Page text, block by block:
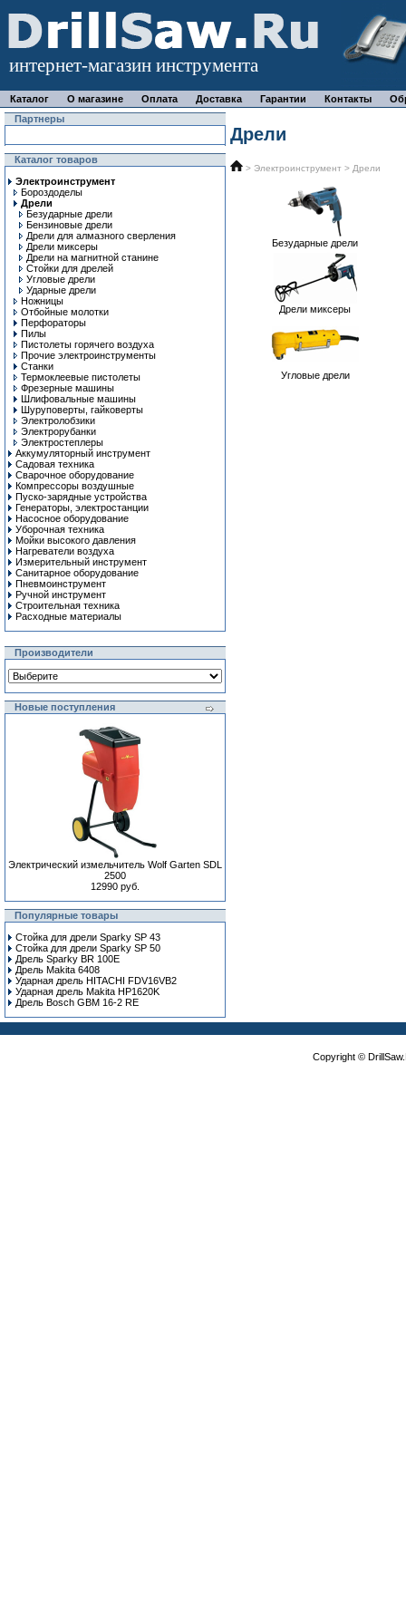
интернет-магазин инструмента
Каталог О магазине Оплата Доставка Гарантии Контакты
Партнеры
Каталог товаров
Электроинструмент
Бороздоделы
Дрели
Безударные дрели
Бензиновые дрели
Дрели для алмазного сверления
Дрели миксеры
Дрели на магнитной станине
Стойки для дрелей
Угловые дрели
Ударные дрели
Ножницы
Отбойные молотки
Перфораторы
Пилы
Пистолеты горячего воздуха
Прочие электроинструменты
Станки
Термоклеевые пистолеты
Фрезерные машины
Шлифовальные машины
Шуруповерты, гайковерты
Электролобзики
Электрорубанки
Электростеплеры
Аккумуляторный инструмент
Садовая техника
Сварочное оборудование
Компрессоры воздушные
Пуско-зарядные устройства
Генераторы, электростанции
Насосное оборудование
Уборочная техника
Мойки высокого давления
Нагреватели воздуха
Измерительный инструмент
Санитарное оборудование
Пневмоинструмент
Ручной инcтрумент
Строительная техника
Расходные материалы
Производители
Новые поступления
Электрический измельчитель Wolf Garten SDL
2500
12990 руб.
Популярные товары
Стойка для дрели Sparky SP 43
Стойка для дрели Sparky SP 50
Дрель Sparky BR 100E
Дрель Makita 6408
Ударная дрель HITACHI FDV16VB2
Ударная дрель Makita HP1620K
Дрель Bosch GBM 16-2 RE
Дрели
> Электроинструмент > Дрели
Безударные дрели
Дрели миксеры
Угловые дрели
Copyright ©